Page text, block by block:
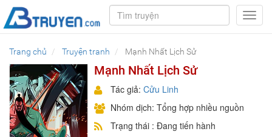
Trang chủ Truyện tranh Mạnh Nhất Lịch Sử
Mạnh Nhất Lịch Sử
Tác giả: Cửu Linh
Nhóm dịch: Tổng hợp nhiều nguồn
Trạng thái : Đang tiến hành